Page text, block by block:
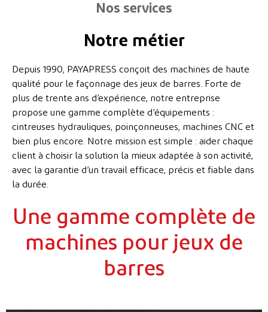
Nos services
Notre métier
Depuis 1990, PAYAPRESS conçoit des machines de haute
qualité pour le façonnage des jeux de barres. Forte de
plus de trente ans d’expérience, notre entreprise
propose une gamme complète d’équipements :
cintreuses hydrauliques, poinçonneuses, machines CNC et
bien plus encore. Notre mission est simple : aider chaque
client à choisir la solution la mieux adaptée à son activité,
avec la garantie d’un travail efficace, précis et fiable dans
la durée.
Une gamme complète de
machines pour jeux de
barres